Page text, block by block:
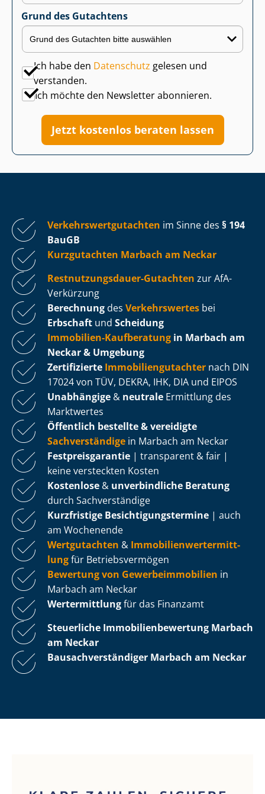
Grund des Gutachtens
Ich habe den Datenschutz gelesen und
verstanden.
Ich möchte den Newsletter abonnieren.
Jetzt kostenlos beraten lassen
Ver­kehrs­wert­gut­ach­ten im Sinne des § 194
BauGB
Kurzgutachten Marbach am Neckar
Rest­nut­zungs­dau­er-Gutachten zur AfA-
Verkürzung
Berechnung des Verkehrswertes bei
Erbschaft und Scheidung
Immobilien-Kaufberatung in Marbach am
Neckar & Umgebung
Zertifizierte Im­mo­bi­li­en­gut­ach­ter nach DIN
17024 von TÜV, DEKRA, IHK, DIA und EIPOS
Unabhängige & neutrale Ermittlung des
Marktwertes
Öffentlich bestellte & vereidigte
Sachverständige in Marbach am Neckar
Fest­preis­ga­ran­tie | transparent & fair |
keine versteckten Kosten
Kostenlose & unverbindliche Beratung
durch Sachverständige
Kurzfristige Be­sich­ti­gungs­ter­mi­ne | auch
am Wochenende
Wertgutachten & Im­mo­bi­li­en­wert­ermitt­
lungfür Be­triebs­ver­mö­gen
Bewertung von Ge­wer­be­im­mo­bi­li­en in
Marbach am Neckar
Wertermittlungfür das Finanzamt
Steuerliche Im­mo­bi­li­en­be­wer­tung Marbach
am Neckar
Bau­sach­ver­stän­di­ger Marbach am Neckar